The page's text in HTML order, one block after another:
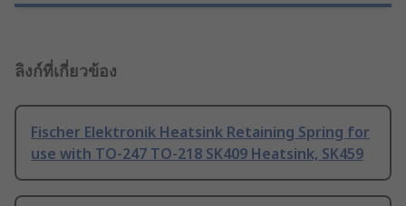
ลิงก์ที่เกี่ยวข้อง
Fischer Elektronik Heatsink Retaining Spring for
use with TO-247 TO-218 SK409 Heatsink, SK459